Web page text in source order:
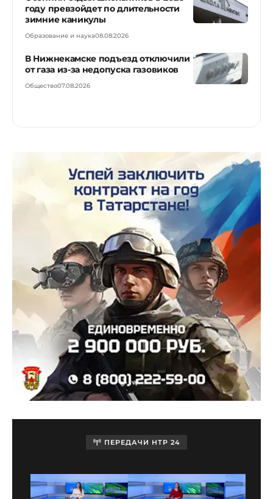
году превзойдет по длительности
зимние каникулы
Образование и наука08.08.2026
В Нижнекамске подъезд отключили
от газа из-за недопуска газовиков
Общество07.08.2026
ПЕРЕДАЧИ НТР 24